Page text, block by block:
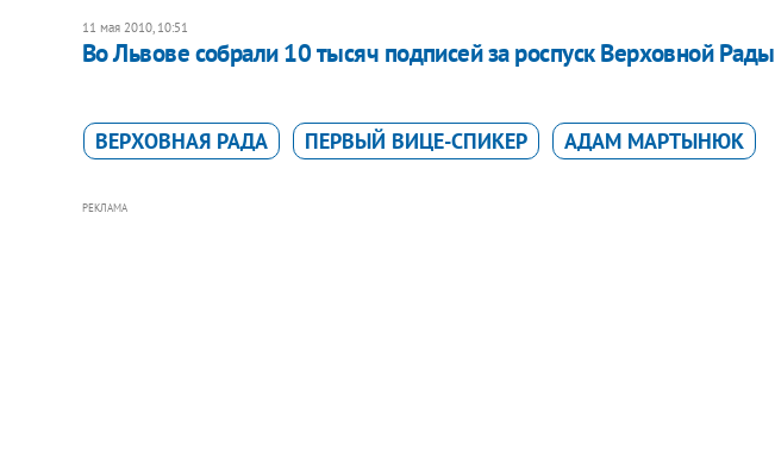
11 мая 2010, 10:51
Во Львове собрали 10 тысяч подписей за роспуск Верховной Рады
ВЕРХОВНАЯ РАДА ПЕРВЫЙ ВИЦЕ-СПИКЕР АДАМ МАРТЫНЮК
РЕКЛАМА